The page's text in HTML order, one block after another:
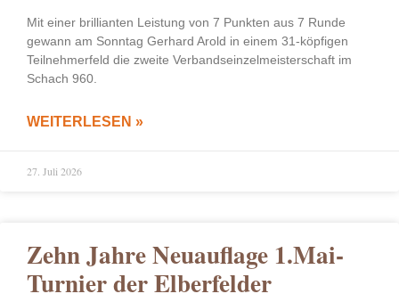
Mit einer brillianten Leistung von 7 Punkten aus 7 Runde
gewann am Sonntag Gerhard Arold in einem 31-köpfigen
Teilnehmerfeld die zweite Verbandseinzelmeisterschaft im
Schach 960.
WEITERLESEN »
27. Juli 2026
Zehn Jahre Neuauflage 1.Mai-
Turnier der Elberfelder